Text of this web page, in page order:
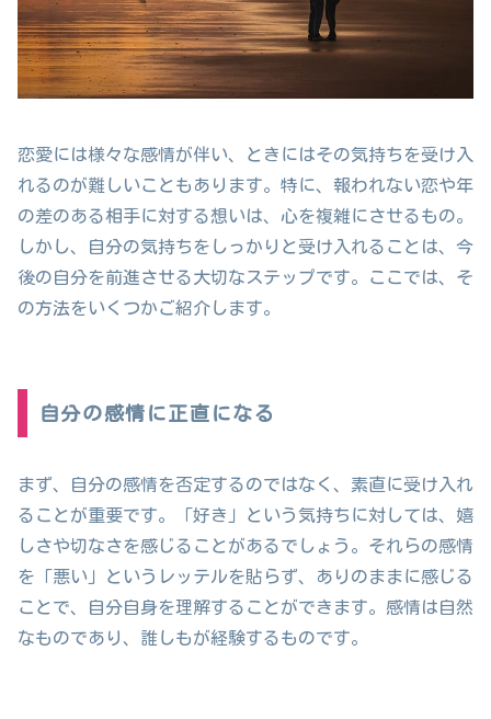
恋愛には様々な感情が伴い、ときにはその気持ちを受け入
れるのが難しいこともあります。特に、報われない恋や年
の差のある相手に対する想いは、心を複雑にさせるもの。
しかし、自分の気持ちをしっかりと受け入れることは、今
後の自分を前進させる大切なステップです。ここでは、そ
の方法をいくつかご紹介します。
自分の感情に正直になる
まず、自分の感情を否定するのではなく、素直に受け入れ
ることが重要です。「好き」という気持ちに対しては、嬉
しさや切なさを感じることがあるでしょう。それらの感情
を「悪い」というレッテルを貼らず、ありのままに感じる
ことで、自分自身を理解することができます。感情は自然
なものであり、誰しもが経験するものです。